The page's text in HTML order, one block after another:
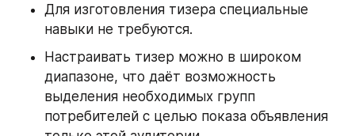
Для изготовления тизера специальные
навыки не требуются.
Настраивать тизер можно в широком
диапазоне, что даёт возможность
выделения необходимых групп
потребителей с целью показа объявления